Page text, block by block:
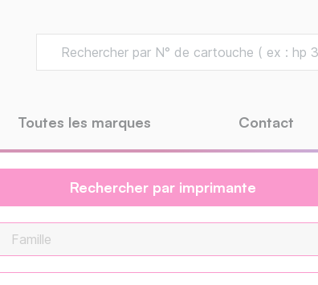
Toutes les marques Contact
Rechercher par imprimante
Famille